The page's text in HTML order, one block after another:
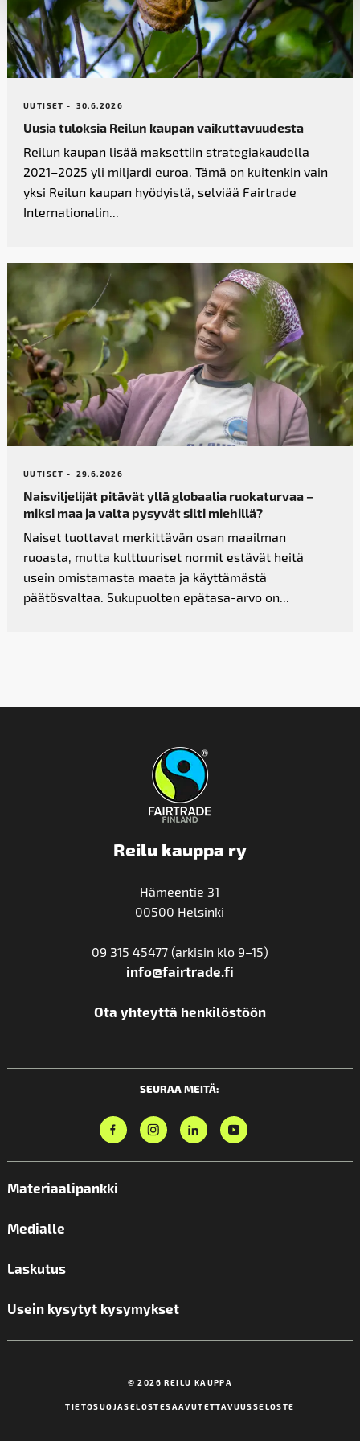
UUTISET - 30.6.2026
Uusia tuloksia Reilun kaupan vaikutta­vuudesta
Reilun kaupan lisää maksettiin strategiakaudella
2021–2025 yli miljardi euroa. Tämä on kuitenkin vain
yksi Reilun kaupan hyödyistä, selviää Fairtrade
Internationalin...
UUTISET - 29.6.2026
Naisviljelijät pitävät yllä globaalia ruokaturvaa –
miksi maa ja valta pysyvät silti miehillä?
Naiset tuottavat merkittävän osan maailman
ruoasta, mutta kulttuuriset normit estävät heitä
usein omistamasta maata ja käyttämästä
päätösvaltaa. Sukupuolten epätasa-arvo on...
Reilu kauppa ry
Hämeentie 31
00500 Helsinki
09 315 45477 (arkisin klo 9–15)
info@fairtrade.fi
Ota yhteyttä henkilöstöön
SEURAA MEITÄ:
Materiaalipankki
Medialle
Laskutus
Usein kysytyt kysymykset
© 2026 REILU KAUPPA
TIETOSUOJASELOSTESAAVUTETTAVUUSSELOSTE